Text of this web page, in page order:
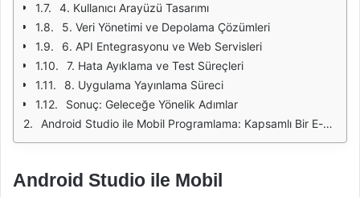
4. Kullanıcı Arayüzü Tasarımı
5. Veri Yönetimi ve Depolama Çözümleri
6. API Entegrasyonu ve Web Servisleri
7. Hata Ayıklama ve Test Süreçleri
8. Uygulama Yayınlama Süreci
Sonuç: Geleceğe Yönelik Adımlar
Android Studio ile Mobil Programlama: Kapsamlı Bir E-kitap
Android Studio ile Mobil